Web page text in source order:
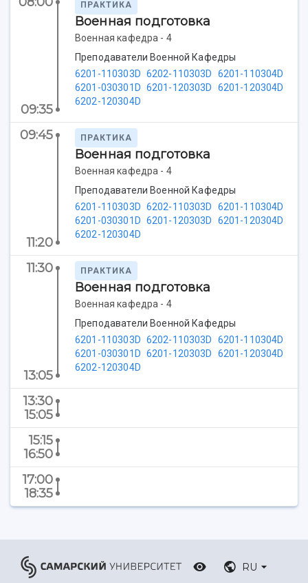
Институты и факультеты
Кафедры
Научные подразделения
Отделы и службы
Общественные организации
Институт искусственного интеллекта
Инжиниринговый центр
Аграрный карбоновый полигон
Устойчивое развитие
Кампус
3D-тур по университету
Учебный аэродром
Центр истории авиационных двигателей
Ботанический сад
Умный дом бабочек
Международный межвузовский кампус
Сведения об образовательной организации
Официальные документы
Просветительский проект "Одержимы
Тестирование иностранных граждан на
знание русского языка, истории России и
основ законодательства РФ
Платные образовательные услуги
Скидки на обучение
Подготовительные курсы
Библиотека
Видеолекции
Противодействие COVID-19
Структурная схема управления научно-
исследовательской деятельностью
Материальная база
Подразделения научного обслуживания
Организационные документы
Результаты научно-исследовательской
деятельности
Научно-технические разработки
Конкурсы научных проектов и грантов
Областной конкурс "Молодой учёный"
Отчеты о научно-исследовательской
деятельности
Журналы Самарского университета
Научные конференции
Патенты
Публикации и издания
Отчеты о проведенных конференциях
09:35
ПРАКТИКА
Военная подготовка
Военная кафедра - 4
Преподаватели Военной Кафедры
6201-110303D 6202-110303D
6201-110304D
6201-030301D 6201-120303D
6201-120304D
6202-120304D
09:45
11:20
ПРАКТИКА
Военная подготовка
Военная кафедра - 4
Преподаватели Военной Кафедры
6201-110303D 6202-110303D
6201-110304D
6201-030301D 6201-120303D
6201-120304D
6202-120304D
11:30
13:05
ПРАКТИКА
Военная подготовка
Военная кафедра - 4
Преподаватели Военной Кафедры
6201-110303D 6202-110303D
6201-110304D
6201-030301D 6201-120303D
6201-120304D
6202-120304D
13:30
15:05
15:15
16:50
17:00
18:35
RU